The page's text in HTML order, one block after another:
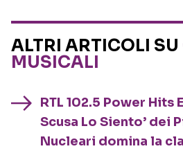
ALTRI ARTICOLI SU
MUSICALI
RTL 102.5 Power Hits
Scusa Lo Siento’ dei
Nucleari domina la